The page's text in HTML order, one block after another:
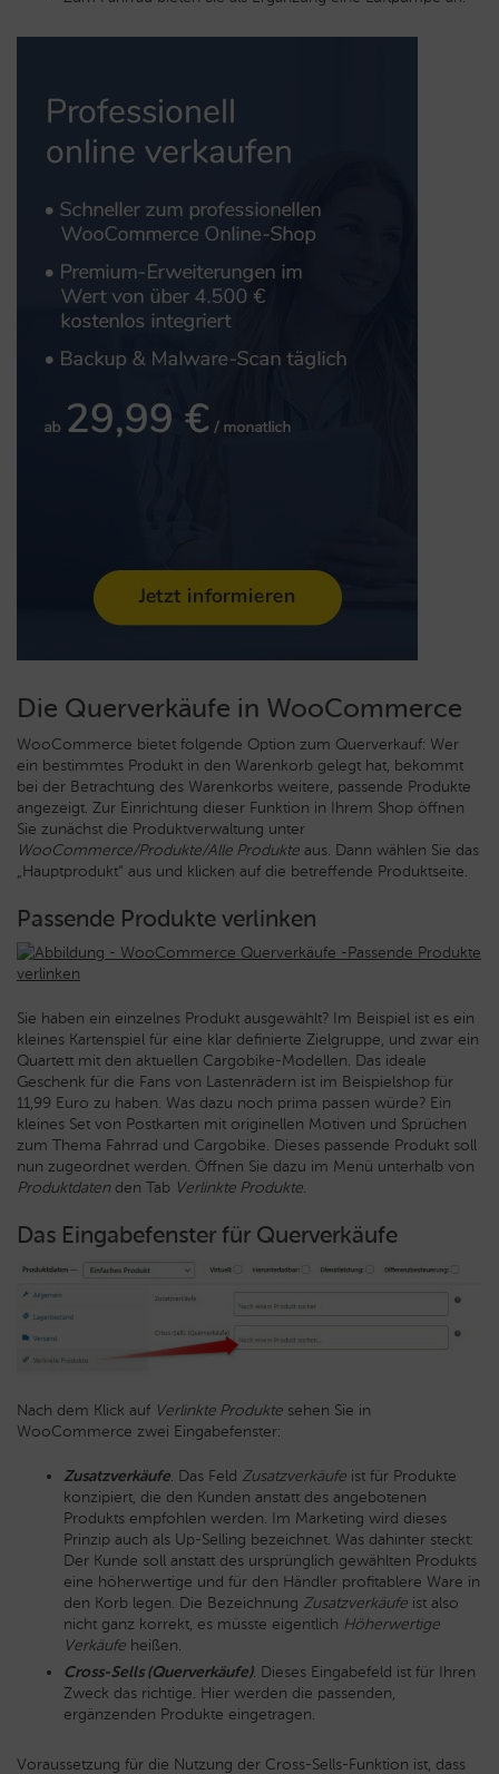
Die Querverkäufe in WooCommerce
WooCommerce bietet folgende Option zum Querverkauf: Wer
ein bestimmtes Produkt in den Warenkorb gelegt hat, bekommt
bei der Betrachtung des Warenkorbs weitere, passende Produkte
angezeigt. Zur Einrichtung dieser Funktion in Ihrem Shop öffnen
Sie zunächst die Produktverwaltung unter
WooCommerce/Produkte/Alle Produkte aus. Dann wählen Sie das
„Hauptprodukt“ aus und klicken auf die betreffende Produktseite.
Passende Produkte verlinken
Sie haben ein einzelnes Produkt ausgewählt? Im Beispiel ist es ein
kleines Kartenspiel für eine klar definierte Zielgruppe, und zwar ein
Quartett mit den aktuellen Cargobike-Modellen. Das ideale
Geschenk für die Fans von Lastenrädern ist im Beispielshop für
11,99 Euro zu haben. Was dazu noch prima passen würde? Ein
kleines Set von Postkarten mit originellen Motiven und Sprüchen
zum Thema Fahrrad und Cargobike. Dieses passende Produkt soll
nun zugeordnet werden. Öffnen Sie dazu im Menü unterhalb von
Produktdatenden Tab Verlinkte Produkte.
Das Eingabefenster für Querverkäufe
Nach dem Klick auf Verlinkte Produkte sehen Sie in
WooCommerce zwei Eingabefenster:
Zusatzverkäufe. Das Feld Zusatzverkäufe ist für Produkte
konzipiert, die den Kunden anstatt des angebotenen
Produkts empfohlen werden. Im Marketing wird dieses
Prinzip auch als Up-Selling bezeichnet. Was dahinter steckt:
Der Kunde soll anstatt des ursprünglich gewählten Produkts
eine höherwertige und für den Händler profitablere Ware in
den Korb legen. Die Bezeichnung Zusatzverkäufe ist also
nicht ganz korrekt, es müsste eigentlich Höherwertige
Verkäufe heißen.
Cross-Sells (Querverkäufe). Dieses Eingabefeld ist für Ihren
Zweck das richtige. Hier werden die passenden,
ergänzenden Produkte eingetragen.
Voraussetzung für die Nutzung der Cross-Sells-Funktion ist, dass